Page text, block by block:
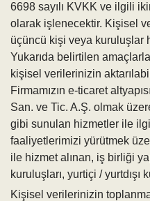
6698 sayılı KVKK ve ilgili
olarak işlenecektir. Kişisel
üçüncü kişi veya kuruluşlar
Yukarıda belirtilen
kişisel verilerinizin
Firmamızın e-ticaret
San. ve Tic. A.Ş. olmak
gibi sunulan hizmetler ile
faaliyetlerimizi yürütmek
ile hizmet alınan, iş birliği
kuruluşları, yurtiçi /
Kişisel verilerinizin